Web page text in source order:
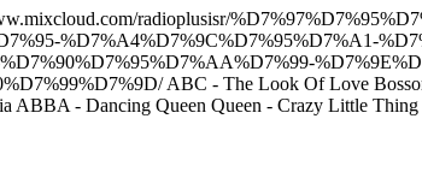
%D7%A4%D7%9C%D7%95%D7%A1-
ABC - The Look Of Love
ABBA - Dancing Queen Queen - Crazy Little